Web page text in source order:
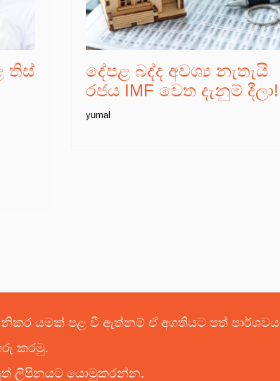
තිස්
දේපළ බද්ද අවශ්‍ය නැතැයි
රජය IMF වෙත දැනුම් දීලා!
yumal
යමක් පළ වී ඇත්නම් ඒ අගතියට පත්
කරමු.
ලිපිනයට යොමුකරන්න.